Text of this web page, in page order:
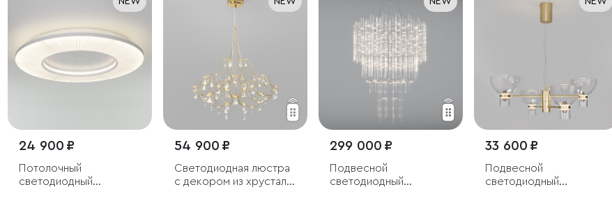
24 900 ₽
Потолочный
светодиодный
54 900 ₽
Светодиодная люстра
с декором из хрусталя
299 000 ₽
Подвесной
светодиодный
33 600 ₽
Подвесной
светодиодный